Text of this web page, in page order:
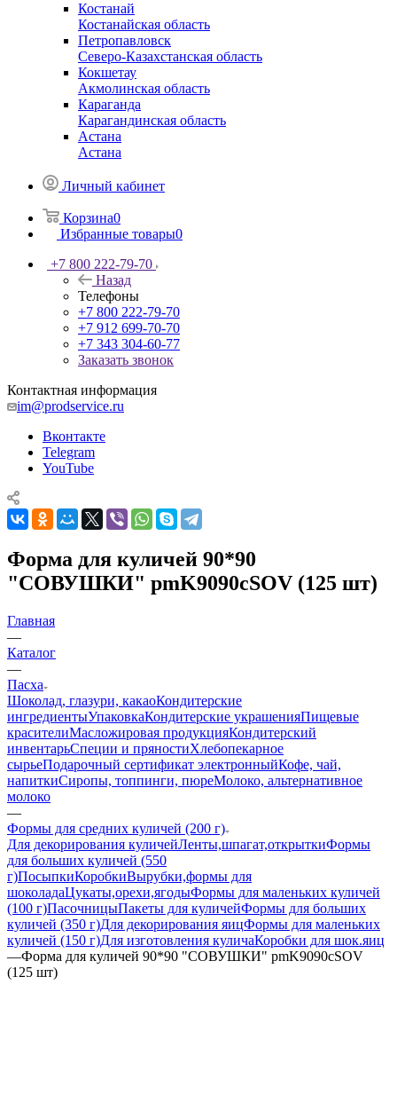
Костанай
Костанайская область
Петропавловск
Северо-Казахстанская область
Кокшетау
Акмолинская область
Караганда
Карагандинская область
Астана
Астана
Личный кабинет
Корзина0
Избранные товары0
+7 800 222-79-70
Назад
Телефоны
+7 800 222-79-70
+7 912 699-70-70
+7 343 304-60-77
Заказать звонок
Контактная информация
im@prodservice.ru
Вконтакте
Telegram
YouTube
Форма для куличей 90*90
"СОВУШКИ" pmK9090cSOV (125 шт)
Главная
—
Каталог
—
Пасха
Шоколад, глазури, какаоКондитерские
ингредиентыУпаковкаКондитерские украшенияПищевые
красителиМасложировая продукцияКондитерский
инвентарьСпеции и пряностиХлебопекарное
сырьеПодарочный сертификат электронныйКофе, чай,
напиткиСиропы, топпинги, пюреМолоко, альтернативное
молоко
—
Формы для средних куличей (200 г)
Для декорирования куличейЛенты,шпагат,открыткиФормы
для больших куличей (550
г)ПосыпкиКоробкиВырубки,формы для
шоколадаЦукаты,орехи,ягодыФормы для маленьких куличей
(100 г)ПасочницыПакеты для куличейФормы для больших
куличей (350 г)Для декорирования яицФормы для маленьких
куличей (150 г)Для изготовления куличаКоробки для шок.яиц
—Форма для куличей 90*90 "СОВУШКИ" pmK9090cSOV
(125 шт)